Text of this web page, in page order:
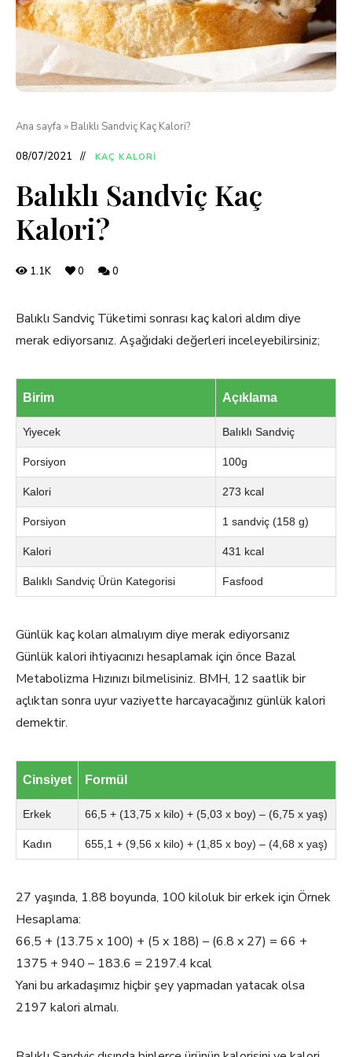
Ana sayfa » Balıklı Sandviç Kaç Kalori?
08/07/2021 KAÇ KALORI
Balıklı Sandviç Kaç
Kalori?
1.1K 0 0
Balıklı Sandviç Tüketimi sonrası kaç kalori aldım diye
merak ediyorsanız. Aşağıdaki değerleri inceleyebilirsiniz;
Birim Açıklama
Yiyecek Balıklı Sandviç
Porsiyon 100g
Kalori 273 kcal
Porsiyon 1 sandviç (158 g)
Kalori 431 kcal
Balıklı Sandviç Ürün Kategorisi Fasfood
Günlük kaç koları almalıyım diye merak ediyorsanız
Günlük kalori ihtiyacınızı hesaplamak için önce Bazal
Metabolizma Hızınızı bilmelisiniz. BMH, 12 saatlik bir
açlıktan sonra uyur vaziyette harcayacağınız günlük kalori
demektir.
Cinsiyet Formül
Erkek 66,5 + (13,75 x kilo) + (5,03 x boy) – (6,75 x yaş)
Kadın 655,1 + (9,56 x kilo) + (1,85 x boy) – (4,68 x yaş)
27 yaşında, 1.88 boyunda, 100 kiloluk bir erkek için Örnek
Hesaplama:
66,5 + (13.75 x 100) + (5 x 188) – (6.8 x 27) = 66 +
1375 + 940 – 183.6 = 2197.4 kcal
Yani bu arkadaşımız hiçbir şey yapmadan yatacak olsa
2197 kalori almalı.